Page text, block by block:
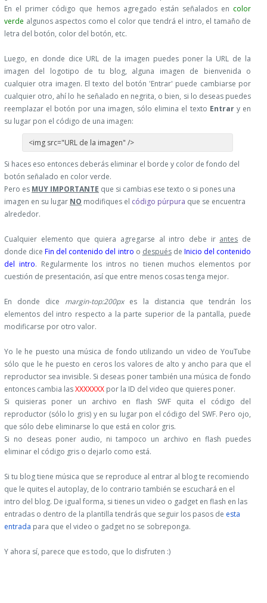
En el primer código que hemos agregado están señalados en color
verde algunos aspectos como el color que tendrá el intro, el tamaño de
letra del botón, color del botón, etc.
Luego, en donde dice URL de la imagen puedes poner la URL de la
imagen del logotipo de tu blog, alguna imagen de bienvenida o
cualquier otra imagen. El texto del botón 'Entrar' puede cambiarse por
cualquier otro, ahí lo he señalado en negrita, o bien, si lo deseas puedes
reemplazar el botón por una imagen, sólo elimina el texto Entrary en
su lugar pon el código de una imagen:
<img src="URL de la imagen" />
Si haces eso entonces deberás eliminar el borde y color de fondo del
botón señalado en color verde.
Pero es MUY IMPORTANTE que si cambias ese texto o si pones una
imagen en su lugar NO modifiques el código púrpura que se encuentra
alrededor.
Cualquier elemento que quiera agregarse al intro debe ir antes de
donde diceFin del contenido del intro o despuésde Inicio del contenido
del intro. Regularmente los intros no tienen muchos elementos por
cuestión de presentación, así que entre menos cosas tenga mejor.
En donde dice margin-top:200pxes la distancia que tendrán los
elementos del intro respecto a la parte superior de la pantalla, puede
modificarse por otro valor.
Yo le he puesto una música de fondo utilizando un video de YouTube
sólo que le he puesto en ceros los valores de alto y ancho para que el
reproductor sea invisible. Si deseas poner también una música de fondo
entonces cambia lasXXXXXXX por la ID del video que quieres poner.
Si quisieras poner un archivo en flash SWF quita el código del
reproductor (sólo lo gris) y en su lugar pon el código del SWF. Pero ojo,
que sólo debe eliminarse lo que está en color gris.
Si no deseas poner audio, ni tampoco un archivo en flash puedes
eliminar el código gris o dejarlo como está.
Si tu blog tiene música que se reproduce al entrar al blog te recomiendo
que le quites el autoplay, de lo contrario también se escuchará en el
intro del blog. De igual forma, si tienes un video o gadget en flash en las
entradas o dentro de la plantilla tendrás que seguir los pasos de esta
entrada para que el video o gadget no se sobreponga.
Y ahora sí, parece que es todo, que lo disfruten :)